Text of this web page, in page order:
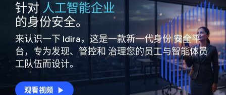
针对 人工智能企业
的身份安全。
来认识一下 Idira，这是一款新一代身份安全平
台，专为发现、管控和 治理您的员工与智能体员
工队伍而设计。
观看视频